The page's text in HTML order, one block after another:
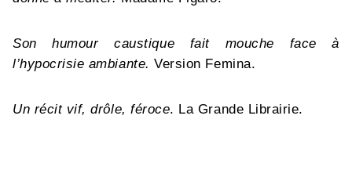
Son humour caustique fait mouche face à
l’hypocrisie ambiante. Version Femina.
Un récit vif, drôle, féroce. La Grande Librairie.